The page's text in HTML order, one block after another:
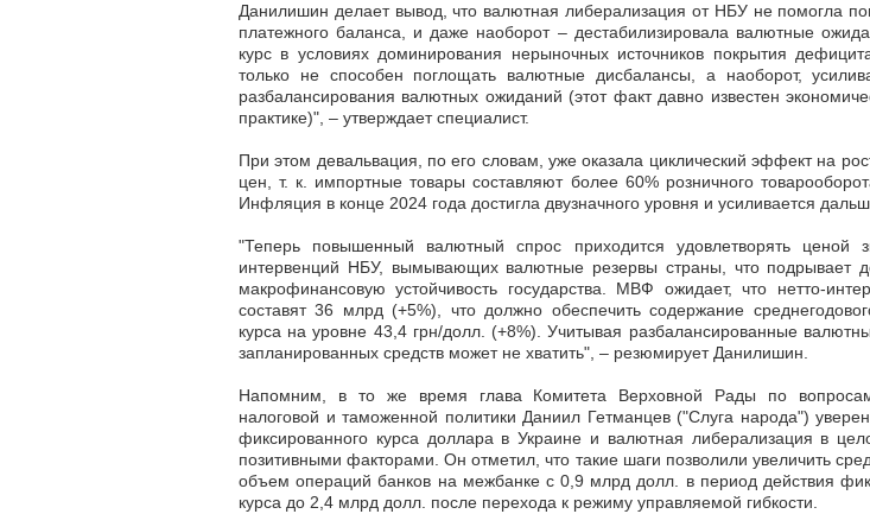
Данилишин делает вывод, что валютная либерализация от НБУ не помогла
платежного баланса, и даже наоборот – дестабилизировала валютные
курс в условиях доминирования нерыночных источников покрытия
только не способен поглощать валютные дисбалансы, а наоборот,
разбалансирования валютных ожиданий (этот факт давно известен
практике)", – утверждает специалист.
При этом девальвация, по его словам, уже оказала циклический эффект на
цен, т. к. импортные товары составляют более 60% розничного
Инфляция в конце 2024 года достигла двузначного уровня и усиливается
"Теперь повышенный валютный спрос приходится удовлетворять ценой
интервенций НБУ, вымывающих валютные резервы страны, что подрывает
макрофинансовую устойчивость государства. МВФ ожидает, что нетто-
составят 36 млрд (+5%), что должно обеспечить содержание
курса на уровне 43,4 грн/долл. (+8%). Учитывая разбалансированные
запланированных средств может не хватить", – резюмирует Данилишин.
Напомним, в то же время глава Комитета Верховной Рады по
налоговой и таможенной политики Даниил Гетманцев ("Слуга народа")
фиксированного курса доллара в Украине и валютная либерализация в
позитивными факторами. Он отметил, что такие шаги позволили увеличить
объем операций банков на межбанке с 0,9 млрд долл. в период действия
курса до 2,4 млрд долл. после перехода к режиму управляемой гибкости.